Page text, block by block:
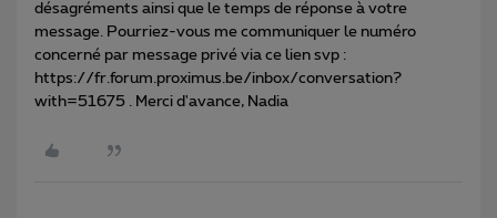
désagréments ainsi que le temps de réponse à votre
message. Pourriez-vous me communiquer le numéro
concerné par message privé via ce lien svp :
https://fr.forum.proximus.be/inbox/conversation?
with=51675 . Merci d'avance, Nadia